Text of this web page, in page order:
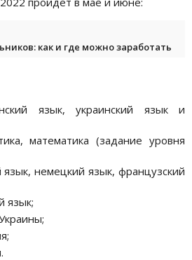
как и где можно заработать
язык, украинский язык и
математика (задание уровня
язык, немецкий язык, французский
язык;